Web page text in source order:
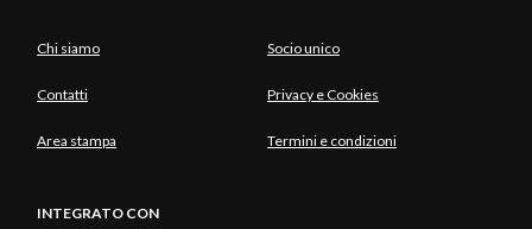
Chi siamo Socio unico
Contatti Privacy e Cookies
Area stampa Termini e condizioni
INTEGRATO CON